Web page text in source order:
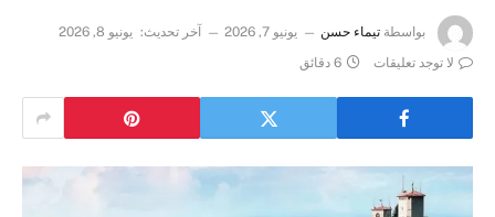
بواسطة تيماء حسن يونيو 7, 2026 آخر تحديث: يونيو 8, 2026
لا توجد تعليقات
6 دقائق